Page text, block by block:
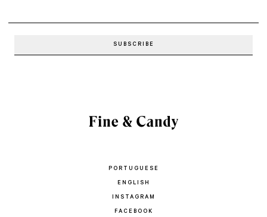
PORTUGUESE
ENGLISH
INSTAGRAM
FACEBOOK